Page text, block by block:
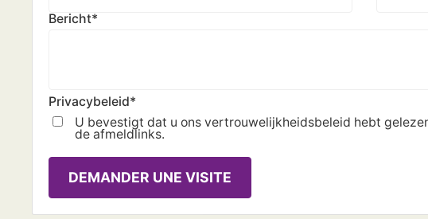
Bericht*
Privacybeleid*
U bevestigt dat u ons vertrouwelijkheidsbeleid hebt
de afmeldlinks.
DEMANDER UNE VISITE